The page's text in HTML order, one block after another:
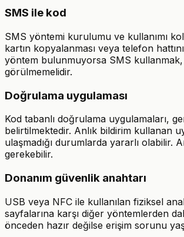
SMS ile kod
SMS yöntemi kurulumu ve kullanımı
kartın kopyalanması veya telefon
yöntem bulunmuyorsa SMS
görülmemelidir.
Doğrulama uygulaması
Kod tabanlı doğrulama uygulamaları,
belirtilmektedir. Anlık bildirim kullanan
ulaşmadığı durumlarda yararlı
gerekebilir.
Donanım güvenlik anahtarı
USB veya NFC ile kullanılan fiziksel
sayfalarına karşı diğer yöntemlerden
önceden hazır değilse erişim sorunu